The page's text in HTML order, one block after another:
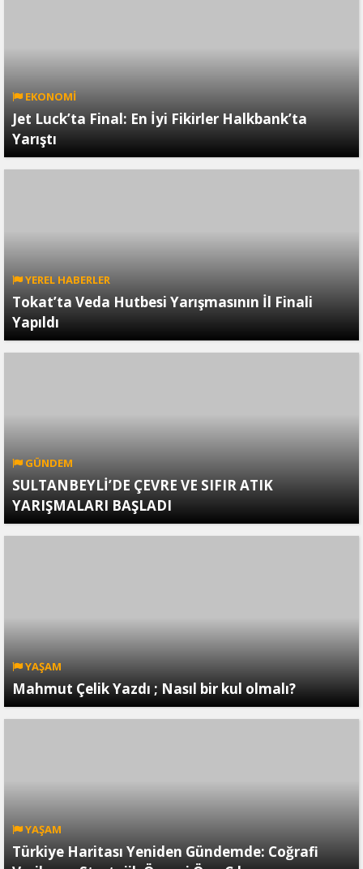
EKONOMİ
Jet Luck’ta Final: En İyi Fikirler Halkbank’ta
Yarıştı
YEREL HABERLER
Tokat’ta Veda Hutbesi Yarışmasının İl Finali
Yapıldı
GÜNDEM
SULTANBEYLİ’DE ÇEVRE VE SIFIR ATIK
YARIŞMALARI BAŞLADI
YAŞAM
Mahmut Çelik Yazdı ; Nasıl bir kul olmalı?
YAŞAM
Türkiye Haritası Yeniden Gündemde: Coğrafi